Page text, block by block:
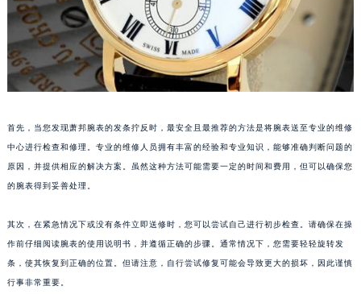
首先，当您发现萧邦腕表的发条拧反时，最安全且最推荐的方法是将腕表送至专业的维修
中心进行检查和修理。专业的维修人员拥有丰富的经验和专业知识，能够准确判断问题的
原因，并提供相应的解决方案。虽然这种方法可能需要一定的时间和费用，但可以确保您
的腕表得到妥善处理。
其次，在紧急情况下或没有条件立即送修时，您可以尝试自己进行初步检查。请确保在操
作前仔细阅读腕表的使用说明书，并遵循正确的步骤。通常情况下，您需要轻轻旋转发
条，使其恢复到正确的位置。但请注意，自行尝试修复可能会导致更大的损坏，因此谨慎
行事非常重要。